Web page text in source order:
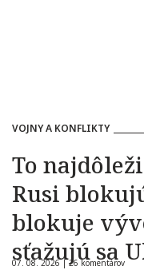
VOJNY A KONFLIKTY
To
Rusi
blokuje
sťažujú sa
07. 08. 2026 |26 komentárov